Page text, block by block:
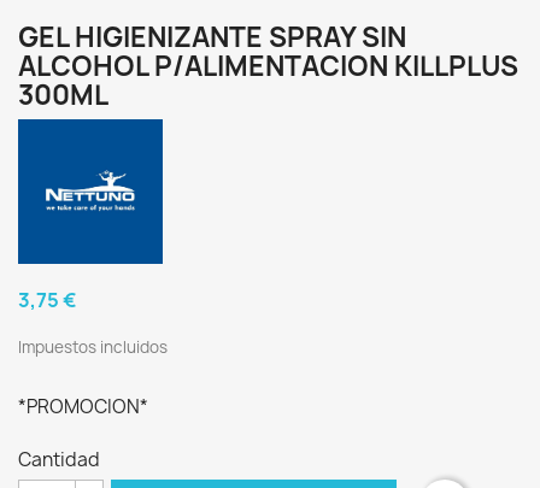
GEL HIGIENIZANTE SPRAY SIN
ALCOHOL P/ALIMENTACION KILLPLUS
300ML
3,75 €
Impuestos incluidos
*PROMOCION*
Cantidad